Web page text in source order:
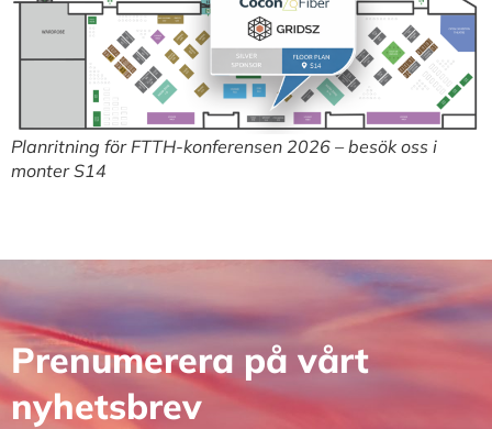
Planritning för FTTH-konferensen 2026 – besök oss i
monter S14
Prenumerera på vårt
nyhetsbrev